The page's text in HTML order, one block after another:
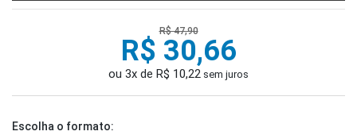
R$ 47,90
R$ 30,66
ou 3x de R$ 10,22 sem juros
Escolha o formato: